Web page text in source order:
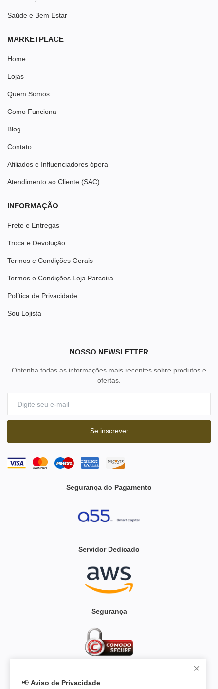
Saúde e Bem Estar
MARKETPLACE
Home
Lojas
Quem Somos
Como Funciona
Blog
Contato
Afiliados e Influenciadores ópera
Atendimento ao Cliente (SAC)
INFORMAÇÃO
Frete e Entregas
Troca e Devolução
Termos e Condições Gerais
Termos e Condições Loja Parceira
Política de Privacidade
Sou Lojista
NOSSO NEWSLETTER
Obtenha todas as informações mais recentes sobre produtos e
ofertas.
Se inscrever
Segurança do Pagamento
Servidor Dedicado
Segurança
📢 Aviso de Privacidade